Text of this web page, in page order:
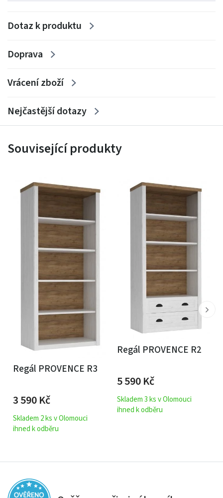
Dotaz k produktu
Doprava
Vrácení zboží
Nejčastější dotazy
Související produkty
Regál PROVENCE R3
3 590Kč
Skladem 2 ks v Olomouci
ihned k odběru
Regál PROVENCE R2
5 590Kč
Skladem 3 ks v Olomouci
ihned k odběru